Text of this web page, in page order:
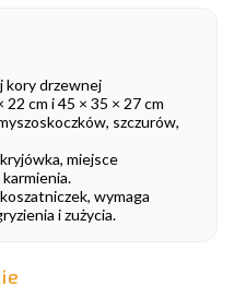
kory drzewnej
cm i 45 × 35 × 27 cm
szczurów,
miejsce
wymaga
i zużycia.